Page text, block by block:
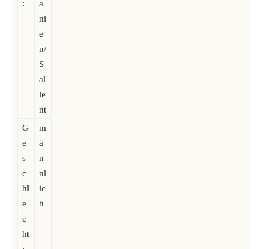
:
a
ni
e
n/
S
al
le
nt
G
e
s
c
hl
e
c
ht
m
ä
n
nl
ic
h